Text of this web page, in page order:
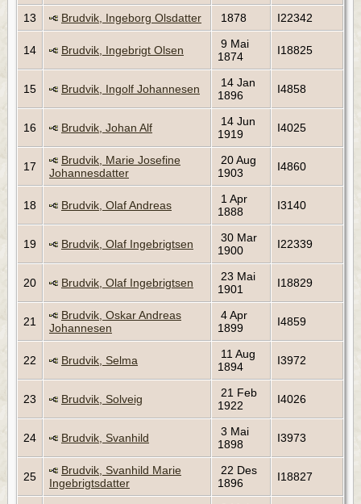
13 Brudvik, Ingeborg Olsdatter 1878 I22342
14 Brudvik, Ingebrigt Olsen
9 Mai
1874
I18825
15 Brudvik, Ingolf Johannesen
14 Jan
1896
I4858
16 Brudvik, Johan Alf
14 Jun
1919
I4025
17
Brudvik, Marie Josefine
Johannesdatter
20 Aug
1903
I4860
18 Brudvik, Olaf Andreas
1 Apr
1888
I3140
19 Brudvik, Olaf Ingebrigtsen
30 Mar
1900
I22339
20 Brudvik, Olaf Ingebrigtsen
23 Mai
1901
I18829
21
Brudvik, Oskar Andreas
Johannesen
4 Apr
1899
I4859
22 Brudvik, Selma
11 Aug
1894
I3972
23 Brudvik, Solveig
21 Feb
1922
I4026
24 Brudvik, Svanhild
3 Mai
1898
I3973
25
Brudvik, Svanhild Marie
Ingebrigtsdatter
22 Des
1896
I18827